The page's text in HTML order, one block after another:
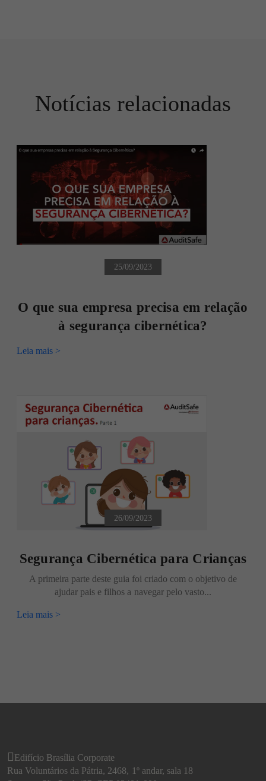
Notícias relacionadas
25/09/2023
O que sua empresa precisa em relação
à segurança cibernética?
Leia mais >
26/09/2023
Segurança Cibernética para Crianças
A primeira parte deste guia foi criado com o objetivo de
ajudar pais e filhos a navegar pelo vasto...
Leia mais >
Edifício Brasília Corporate
Rua Voluntários da Pátria, 2468, 1º andar, sala 18